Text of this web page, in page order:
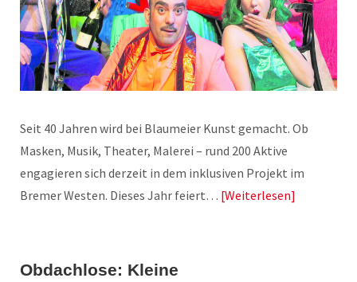
Seit 40 Jahren wird bei Blaumeier Kunst gemacht. Ob
Masken, Musik, Theater, Malerei – rund 200 Aktive
engagieren sich derzeit in dem inklusiven Projekt im
Bremer Westen. Dieses Jahr feiert… Weiterlesen
Obdachlose: Kleine